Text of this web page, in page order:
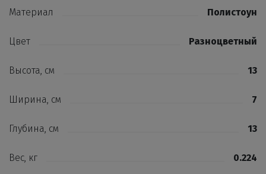
Материал Полистоун
Цвет Разноцветный
Высота, см 13
Ширина, см 7
Глубина, см 13
Вес, кг 0.224